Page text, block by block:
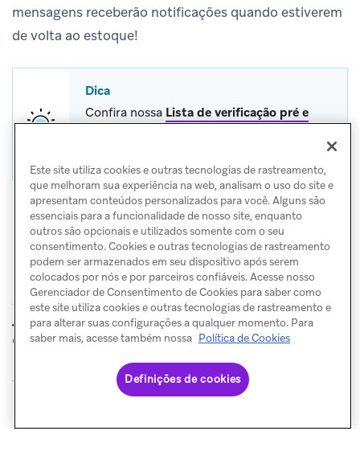
mensagens receberão notificações quando estiverem
de volta ao estoque!
Dica
Confira nossa Lista de verificação pré e
ANTERIORCadastro de
e-mail com double opt-in
PRÓXIMO
Adoção de
funcionalidades
© Braze. All Rights Reserved Privacy Policy
Este site utiliza cookies e outras tecnologias de rastreamento,
que melhoram sua experiência na web, analisam o uso do site e
apresentam conteúdos personalizados para você. Alguns são
essenciais para a funcionalidade de nosso site, enquanto
outros são opcionais e utilizados somente com o seu
consentimento. Cookies e outras tecnologias de rastreamento
podem ser armazenados em seu dispositivo após serem
colocados por nós e por parceiros confiáveis. Acesse nosso
Gerenciador de Consentimento de Cookies para saber como
este site utiliza cookies e outras tecnologias de rastreamento e
para alterar suas configurações a qualquer momento. Para
saber mais, acesse também nossa Política de Cookies
Definições de cookies